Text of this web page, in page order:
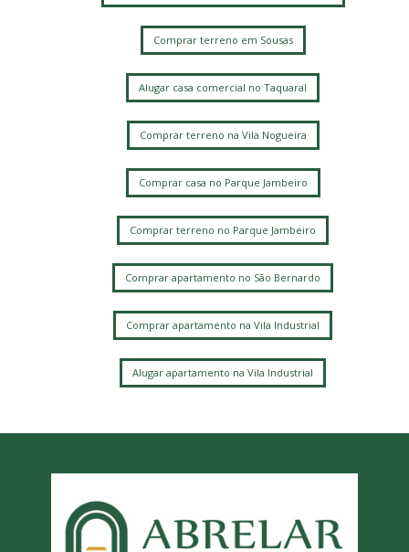
Comprar terreno em Sousas
Alugar casa comercial no Taquaral
Comprar terreno na Vila Nogueira
Comprar casa no Parque Jambeiro
Comprar terreno no Parque Jambeiro
Comprar apartamento no São Bernardo
Comprar apartamento na Vila Industrial
Alugar apartamento na Vila Industrial